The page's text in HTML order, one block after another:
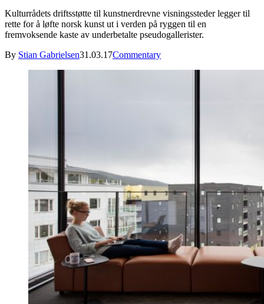
Kulturrådets driftsstøtte til kunstnerdrevne visningssteder legger til
rette for å løfte norsk kunst ut i verden på ryggen til en
fremvoksende kaste av underbetalte pseudogallerister.
By Stian Gabrielsen31.03.17Commentary